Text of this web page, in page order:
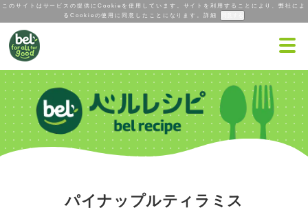
このサイトはサービスの提供にCookieを使用しています。サイトを利用することにより、弊社によ
るCookieの使用に同意したことになります。詳細
パイナップルティラミス